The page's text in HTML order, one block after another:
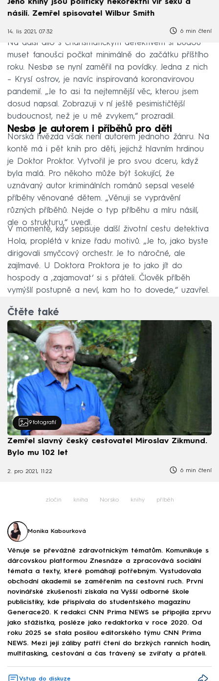
Jeho knihy jsou politicky nekorektní vír sexu a
násilí. Zemřel spisovatel Wilbur Smith
14. lis 2021, 07:32 6 min čtení
Na další dílo s charismatickým detektivem si budou
muset fanoušci počkat minimálně do začátku příštího
roku. Nesbø se nyní zaměřil na povídky. Jedna z nich
– Krysí ostrov, je navíc inspirovaná koronavirovou
pandemií. „Je to asi ta nejtemnější věc, kterou jsem
dosud napsal. Zobrazuji v ní ještě pesimističtější
budoucnost, než je u mě zvykem,“ prozradil.
Nesbø je autorem i příběhů pro děti
Norská hvězda však není autorem jednoho žánru. Na
kontě má i pět knih pro děti, jejichž hlavním hrdinou
je Doktor Proktor. Vytvořil je pro svou dceru, když
byla malá. Pro někoho může být šokující, že
uznávaný autor kriminálních románů sepsal veselé
příběhy věnované dětem. „Věnuji se vyprávění
různých příběhů. Nejde o typ příběhu a míru násilí,
ale o strukturu,“ uvedl.
V momentě, kdy sepisuje další životní cestu detektiva
Hola, proplétá v knize řadu motivů. „Je to, jako byste
dirigovali smyčcový orchestr. Je to náročné, ale
zajímavé. U Doktora Proktora je to jako jít do
hospody a ‚zajamovat‘ si s přáteli. Člověk příběh
vymýšlí postupně a neví, kam ho to dovede,“ uzavřel.
Čtěte také
9 fotografií
Zemřel slavný český cestovatel Miroslav Zikmund.
Bylo mu 102 let
2. pro 2021, 11:22 6 min čtení
zločin kniha Norsko knihy příběh
Monika Kabourková
Věnuje se převážně zdravotnickým tématům. Komunikuje s
dárcovskou platformou Znesnáze a zpracovává sociální
témata a texty, které pomáhají potřebným. Vystudovala
obchodní akademii se zaměřením na cestovní ruch. První
novinářské zkušenosti získala na Vyšší odborné škole
publicistiky, kde přispívala do studentského magazínu
Generace20. K redakci CNN Prima NEWS se připojila zprvu
jako stážistka, posléze jako redaktorka v roce 2020. Od
roku 2025 se stala posilou editorského týmu CNN Prima
NEWS. Mezi její záliby patří čtení do brzkých ranních hodin,
multitasking, cestování a čas trávený se zvířaty a přáteli.
Vstup do diskuze